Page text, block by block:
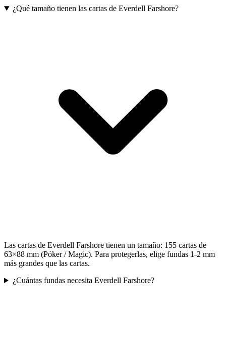
¿Qué tamaño tienen las cartas de Everdell Farshore?
Las cartas de Everdell Farshore tienen un tamaño: 155 cartas de
63×88 mm (Póker / Magic). Para protegerlas, elige fundas 1-2 mm
más grandes que las cartas.
¿Cuántas fundas necesita Everdell Farshore?